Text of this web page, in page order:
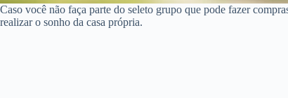
Caso você não faça parte do seleto grupo que pode fazer
realizar o sonho da casa própria.